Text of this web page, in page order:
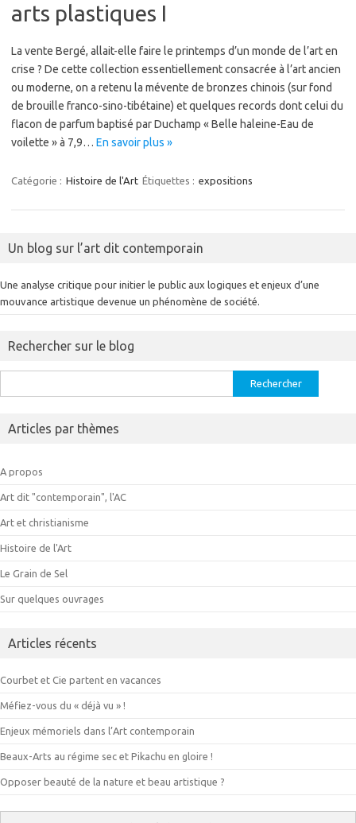
arts plastiques I
La vente Bergé, allait-elle faire le printemps d’un monde de l’art en
crise ? De cette collection essentiellement consacrée à l’art ancien
ou moderne, on a retenu la mévente de bronzes chinois (sur fond
de brouille franco-sino-tibétaine) et quelques records dont celui du
flacon de parfum baptisé par Duchamp « Belle haleine-Eau de
voilette » à 7,9… En savoir plus »
Catégorie : Histoire de l'Art Étiquettes : expositions
Un blog sur l’art dit contemporain
Une analyse critique pour initier le public aux logiques et enjeux d’une
mouvance artistique devenue un phénomène de société.
Rechercher sur le blog
Articles par thèmes
A propos
Art dit "contemporain", l'AC
Art et christianisme
Histoire de l'Art
Le Grain de Sel
Sur quelques ouvrages
Articles récents
Courbet et Cie partent en vacances
Méfiez-vous du « déjà vu » !
Enjeux mémoriels dans l’Art contemporain
Beaux-Arts au régime sec et Pikachu en gloire !
Opposer beauté de la nature et beau artistique ?